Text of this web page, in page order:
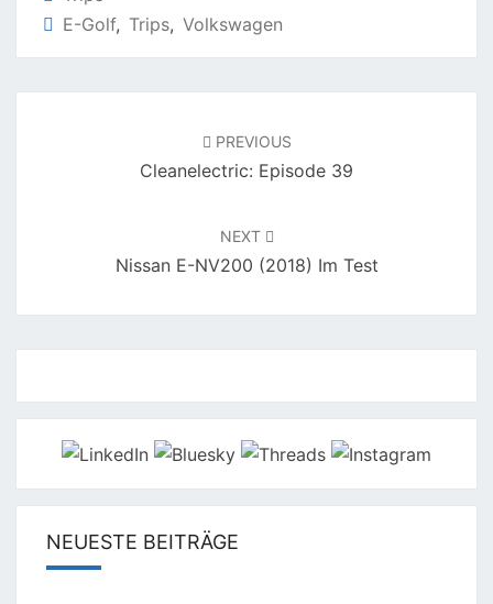
E-Golf, Trips, Volkswagen
PREVIOUS
Cleanelectric: Episode 39
NEXT
Nissan E-NV200 (2018) Im Test
NEUESTE BEITRÄGE